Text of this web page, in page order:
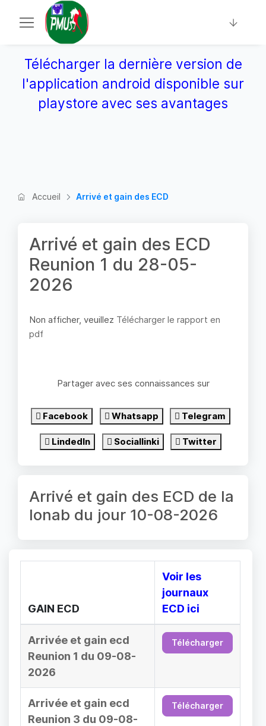
Télécharger la dernière version de
l'application android disponible sur
playstore avec ses avantages
Accueil Arrivé et gain des ECD
Arrivé et gain des ECD
Reunion 1 du 28-05-
2026
Non afficher, veuillez Télécharger le rapport en
pdf
Partager avec ses connaissances sur
Facebook Whatsapp Telegram
LindedIn Sociallinki Twitter
Arrivé et gain des ECD de la
lonab du jour 10-08-2026
GAIN ECD
Voir les
journaux
ECD ici
Arrivée et gain ecd
Reunion 1 du 09-08-
2026
Télécharger
Arrivée et gain ecd
Reunion 3 du 09-08-
Télécharger